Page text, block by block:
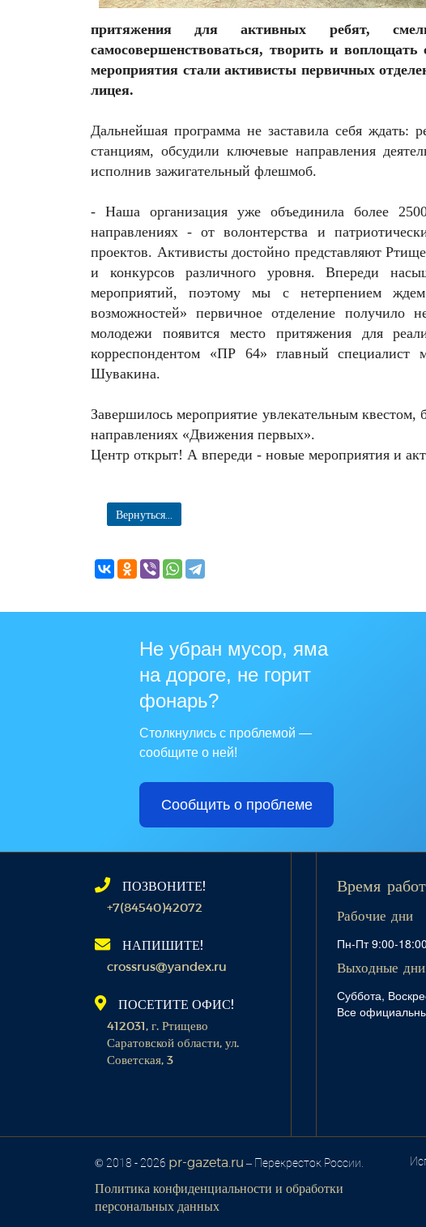
притяжения для активных ребят,
самосовершенствоваться, творить и
мероприятия стали активисты первичных
лицея.
Дальнейшая программа не заставила себя ждать:
станциям, обсудили ключевые направления
исполнив зажигательный флешмоб.
- Наша организация уже объединила более
направлениях - от волонтерства и
проектов. Активисты достойно представляют
и конкурсов различного уровня. Впереди
мероприятий, поэтому мы с нетерпением
возможностей» первичное отделение получило
молодежи появится место притяжения для
корреспондентом «ПР 64» главный специалист
Шувакина.
Завершилось мероприятие увлекательным квестом,
направлениях «Движения первых».
Центр открыт! А впереди - новые мероприятия и
Вернуться...
Не убран мусор, яма
на дороге, не горит
фонарь?
Столкнулись с проблемой —
сообщите о ней!
Сообщить о проблеме
ПОЗВОНИТЕ!
+7(84540)42072
НАПИШИТЕ!
crossrus@yandex.ru
ПОСЕТИТЕ ОФИС!
412031, г. Ртищево
Саратовской области, ул.
Советская, 3
Время
Рабочие дни
Пн-Пт 9:00-
Выходные дни
Суббота,
Все
© 2018 - 2026 pr-gazeta.ru – Перекресток России.
Политика конфиденциальности и обработки
персональных данных